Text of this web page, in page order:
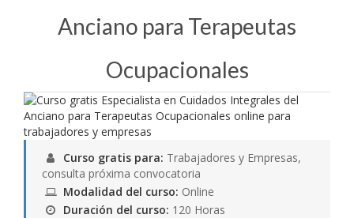
Anciano para Terapeutas
Ocupacionales
Curso gratis para: Trabajadores y Empresas,
consulta próxima convocatoria
Modalidad del curso: Online
Duración del curso: 120 Horas